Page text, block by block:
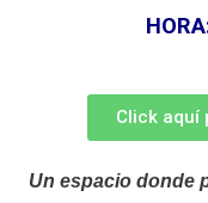
Click aquí
Un espacio donde